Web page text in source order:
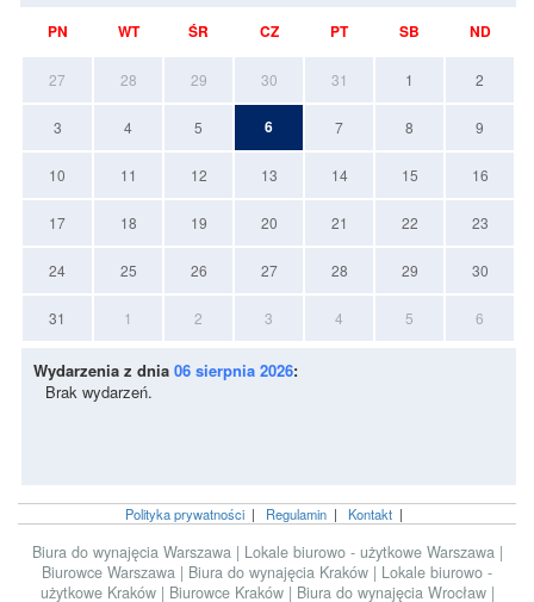
PN WT ŚR CZ PT SB ND
27 28 29 30 31 1 2
3 4 5 6 7 8 9
10 11 12 13 14 15 16
17 18 19 20 21 22 23
24 25 26 27 28 29 30
31 1 2 3 4 5 6
Wydarzenia z dnia 06 sierpnia 2026:
Brak wydarzeń.
Polityka prywatności| Regulamin| Kontakt|
Biura do wynajęcia Warszawa | Lokale biurowo - użytkowe Warszawa |
Biurowce Warszawa | Biura do wynajęcia Kraków | Lokale biurowo -
użytkowe Kraków | Biurowce Kraków | Biura do wynajęcia Wrocław |